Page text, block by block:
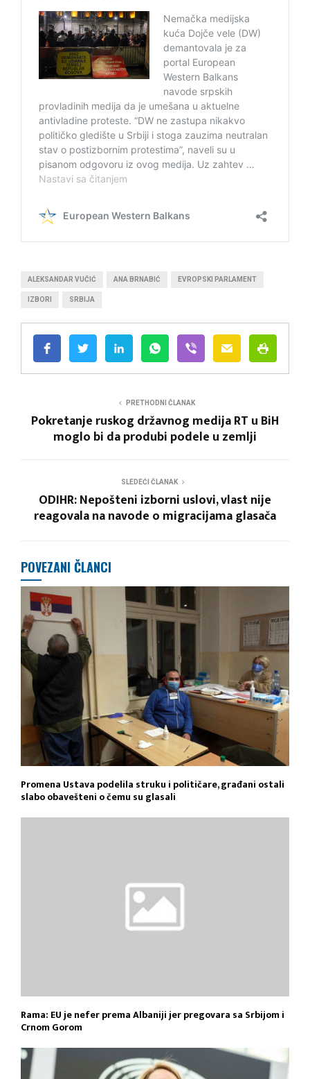
ALEKSANDAR VUČIĆ ANA BRNABIĆ EVROPSKI PARLAMENT
IZBORI SRBIJA
PRETHODNI ČLANAK
Pokretanje ruskog državnog medija RT u BiH
moglo bi da produbi podele u zemlji
SLEDEĆI ČLANAK
ODIHR: Nepošteni izborni uslovi, vlast nije
reagovala na navode o migracijama glasača
POVEZANI ČLANCI
Promena Ustava podelila struku i političare, građani ostali
slabo obavešteni o čemu su glasali
Rama: EU je nefer prema Albaniji jer pregovara sa Srbijom i
Crnom Gorom